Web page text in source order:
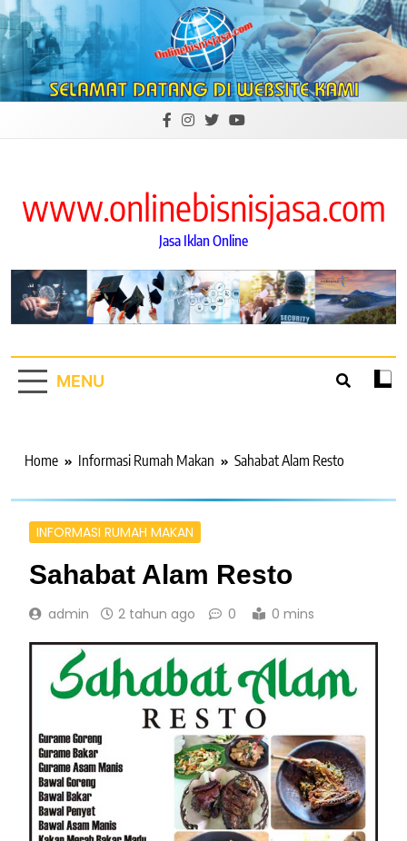
Skip
to
content
www.onlinebisnisjasa.com
Jasa Iklan Online
MENU
Home Informasi Rumah Makan Sahabat Alam Resto
INFORMASI RUMAH MAKAN
Sahabat Alam Resto
admin 2 tahun ago 0 0 mins